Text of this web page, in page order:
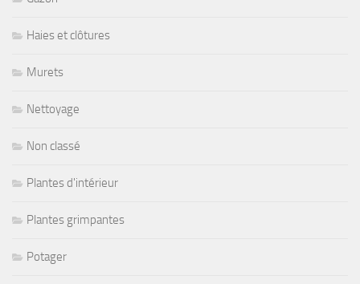
Haies et clôtures
Murets
Nettoyage
Non classé
Plantes d'intérieur
Plantes grimpantes
Potager